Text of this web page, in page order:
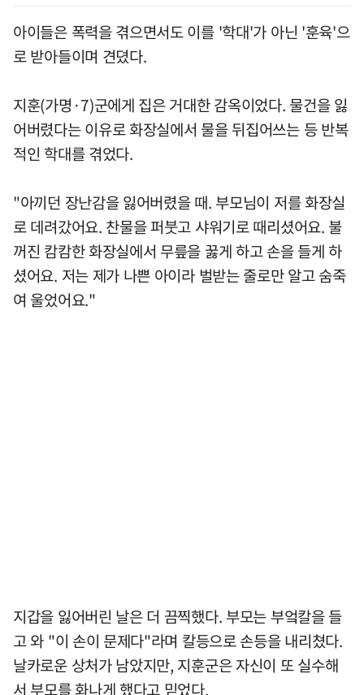
아이들은 폭력을 겪으면서도 이를 '학대'가 아닌 '훈육'으
로 받아들이며 견뎠다.
지훈(가명·7)군에게 집은 거대한 감옥이었다. 물건을 잃
어버렸다는 이유로 화장실에서 물을 뒤집어쓰는 등 반복
적인 학대를 겪었다.
"아끼던 장난감을 잃어버렸을 때. 부모님이 저를 화장실
로 데려갔어요. 찬물을 퍼붓고 샤워기로 때리셨어요. 불
꺼진 캄캄한 화장실에서 무릎을 꿇게 하고 손을 들게 하
셨어요. 저는 제가 나쁜 아이라 벌받는 줄로만 알고 숨죽
여 울었어요."
지갑을 잃어버린 날은 더 끔찍했다. 부모는 부엌칼을 들
고 와 "이 손이 문제다"라며 칼등으로 손등을 내리쳤다.
날카로운 상처가 남았지만, 지훈군은 자신이 또 실수해
서 부모를 화나게 했다고 믿었다.